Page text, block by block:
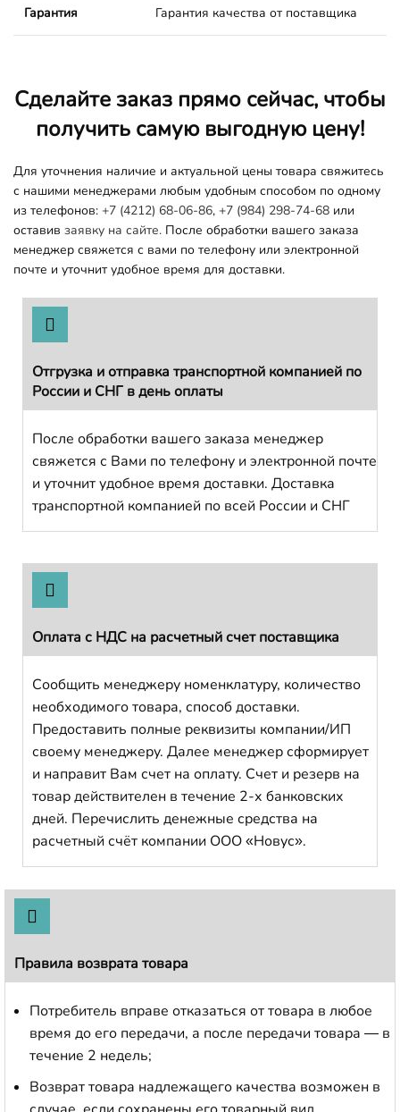
Гарантия Гарантия качества от поставщика
Сделайте заказ прямо сейчас, чтобы
получить самую выгодную цену!
Для уточнения наличие и актуальной цены товара свяжитесь
с нашими менеджерами любым удобным способом по одному
из телефонов: +7 (4212) 68-06-86, +7 (984) 298-74-68 или
оставив заявку на сайте. После обработки вашего заказа
менеджер свяжется с вами по телефону или электронной
почте и уточнит удобное время для доставки.
Отгрузка и отправка транспортной компанией по
России и СНГ в день оплаты
После обработки вашего заказа менеджер
свяжется с Вами по телефону и электронной почте
и уточнит удобное время доставки. Доставка
транспортной компанией по всей России и СНГ
Оплата с НДС на расчетный счет поставщика
Сообщить менеджеру номенклатуру, количество
необходимого товара, способ доставки.
Предоставить полные реквизиты компании/ИП
своему менеджеру. Далее менеджер сформирует
и направит Вам счет на оплату. Счет и резерв на
товар действителен в течение 2-х банковских
дней. Перечислить денежные средства на
расчетный счёт компании ООО «Новус».
Правила возврата товара
Потребитель вправе отказаться от товара в любое
время до его передачи, а после передачи товара — в
течение 2 недель;
Возврат товара надлежащего качества возможен в